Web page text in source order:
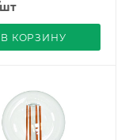
В КОРЗИНУ